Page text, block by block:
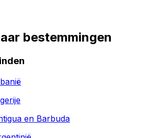
bestemmingen
en Barbuda